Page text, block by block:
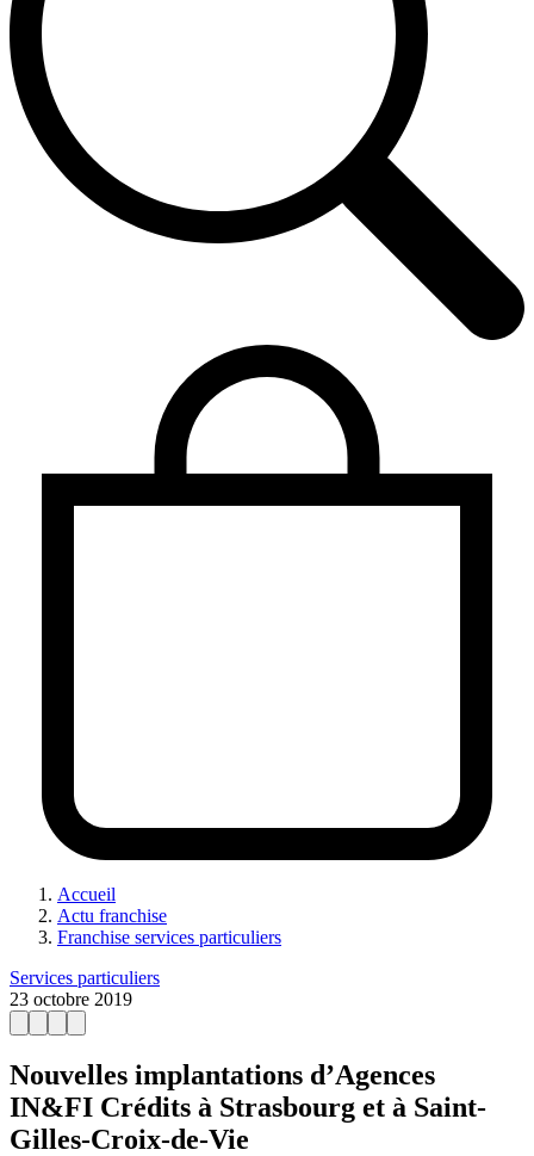
Accueil
Actu franchise
Franchise services particuliers
Services particuliers
23 octobre 2019
Nouvelles implantations d’Agences
IN&FI Crédits à Strasbourg et à Saint-
Gilles-Croix-de-Vie